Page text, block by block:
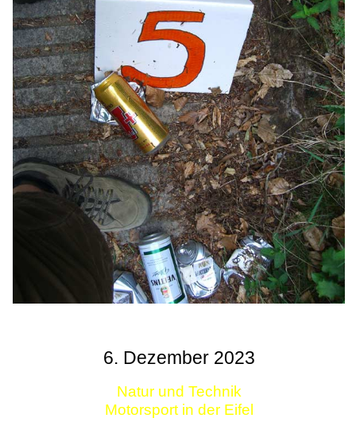
6. Dezember 2023
Natur und Technik
Motorsport in der Eifel